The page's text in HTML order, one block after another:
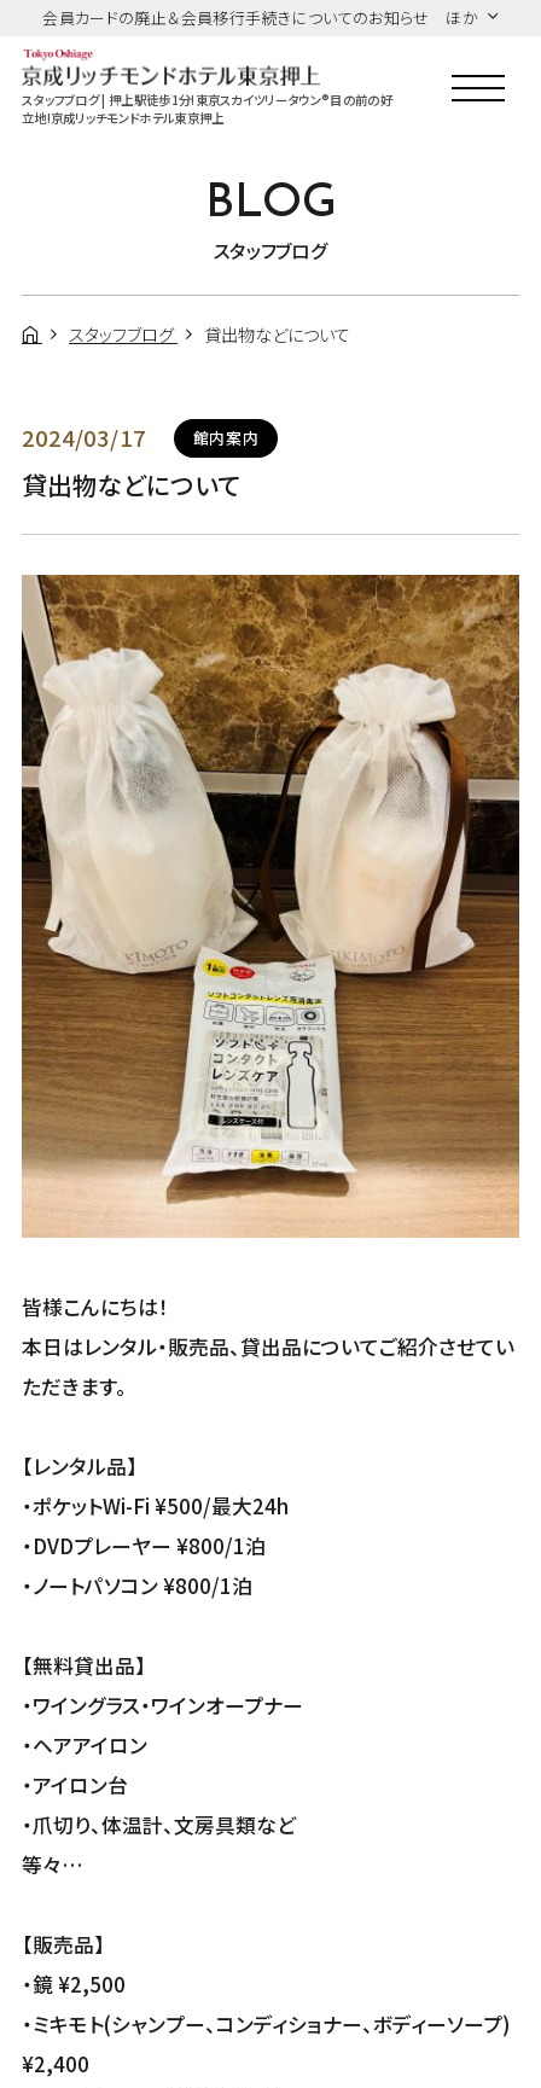
会員カードの廃止＆会員移行手続きについてのお知らせ ほか
スタッフブログ | 押上駅徒歩1分!東京スカイツリータウン®目の前の好
立地!京成リッチモンドホテル東京押上
BLOG
スタッフブログ
スタッフブログ 貸出物などについて
2024/03/17 館内案内
貸出物などについて
皆様こんにちは！
本日はレンタル・販売品、貸出品についてご紹介させてい
ただきます。
【レンタル品】
・ポケットWi-Fi ¥500/最大24h
・DVDプレーヤー ¥800/1泊
・ノートパソコン ¥800/1泊
【無料貸出品】
・ワイングラス・ワインオープナー
・ヘアアイロン
・アイロン台
・爪切り、体温計、文房具類など
等々…
【販売品】
・鏡 ¥2,500
・ミキモト(シャンプー、コンディショナー、ボディーソープ)
¥2,400